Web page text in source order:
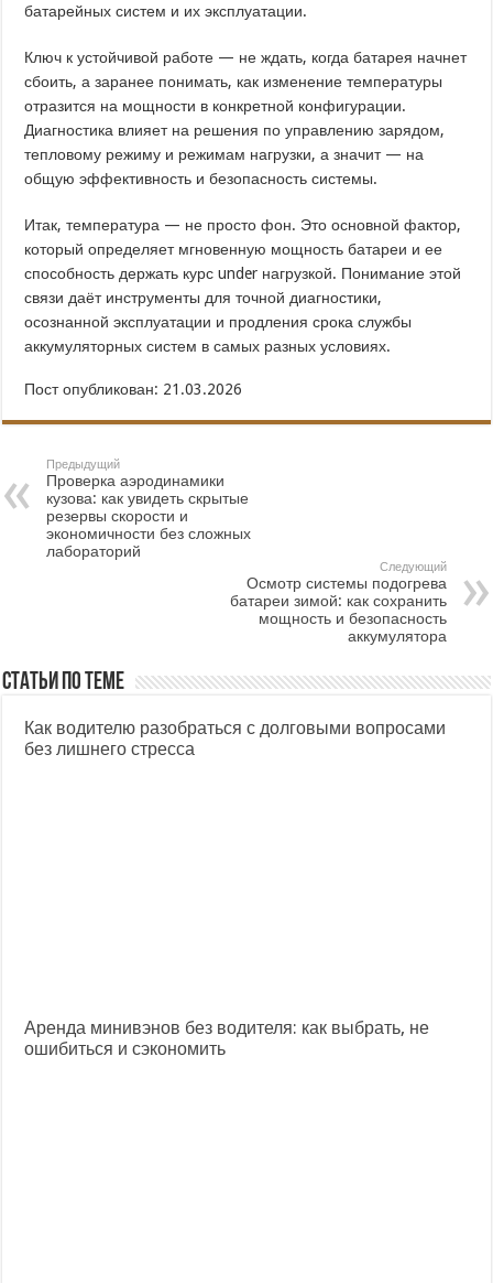
батарейных систем и их эксплуатации.
Ключ к устойчивой работе — не ждать, когда батарея начнет
сбоить, а заранее понимать, как изменение температуры
отразится на мощности в конкретной конфигурации.
Диагностика влияет на решения по управлению зарядом,
тепловому режиму и режимам нагрузки, а значит — на
общую эффективность и безопасность системы.
Итак, температура — не просто фон. Это основной фактор,
который определяет мгновенную мощность батареи и ее
способность держать курс under нагрузкой. Понимание этой
связи даёт инструменты для точной диагностики,
осознанной эксплуатации и продления срока службы
аккумуляторных систем в самых разных условиях.
Пост опубликован: 21.03.2026
Предыдущий
Проверка аэродинамики
кузова: как увидеть скрытые
резервы скорости и
экономичности без сложных
лабораторий
Следующий
Осмотр системы подогрева
батареи зимой: как сохранить
мощность и безопасность
аккумулятора
Статьи по теме
Как водителю разобраться с долговыми вопросами
без лишнего стресса
Аренда минивэнов без водителя: как выбрать, не
ошибиться и сэкономить